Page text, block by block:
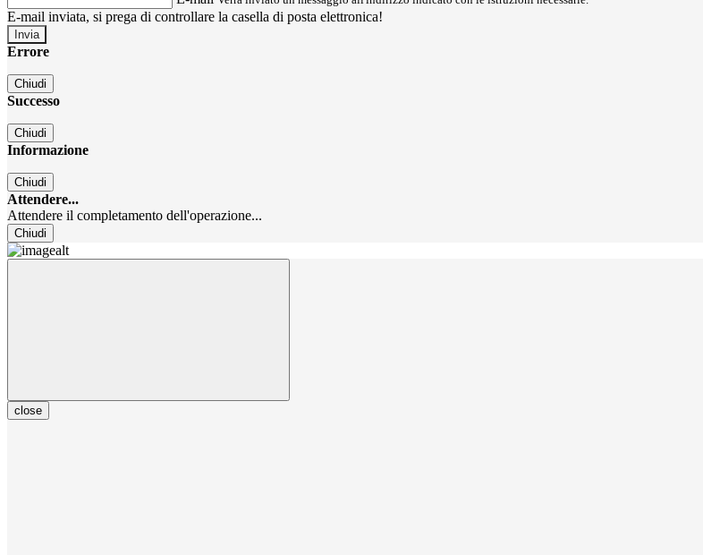
E-mail inviata, si prega di controllare la casella di posta elettronica!
Errore
Chiudi
Successo
Chiudi
Informazione
Chiudi
Attendere...
Attendere il completamento dell'operazione...
Chiudi
close